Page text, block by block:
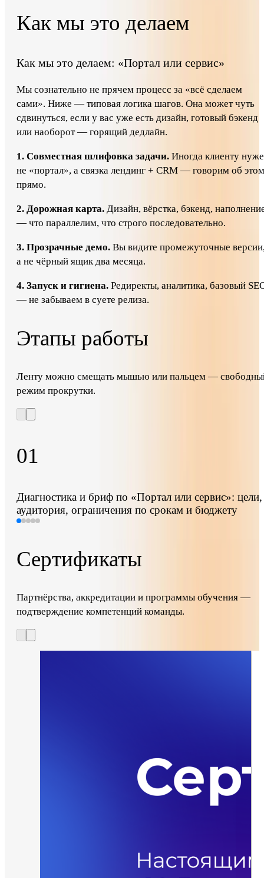
Как мы это делаем
Как мы это делаем: «Портал или сервис»
Мы сознательно не прячем процесс за «всё сделаем
сами». Ниже — типовая логика шагов. Она может чуть
сдвинуться, если у вас уже есть дизайн, готовый бэкенд
или наоборот — горящий дедлайн.
1. Совместная шлифовка задачи. Иногда клиенту
не «портал», а связка лендинг + CRM — говорим об этом
прямо.
2. Дорожная карта. Дизайн, вёрстка, бэкенд,
— что параллелим, что строго последовательно.
3. Прозрачные демо. Вы видите промежуточные
а не чёрный ящик два месяца.
4. Запуск и гигиена. Редиректы, аналитика, базовый
— не забываем в суете релиза.
Этапы работы
Ленту можно смещать мышью или пальцем —
режим прокрутки.
01
Диагностика и бриф по «Портал или сервис»: цели,
аудитория, ограничения по срокам и бюджету
Сертификаты
Партнёрства, аккредитации и программы обучения —
подтверждение компетенций команды.